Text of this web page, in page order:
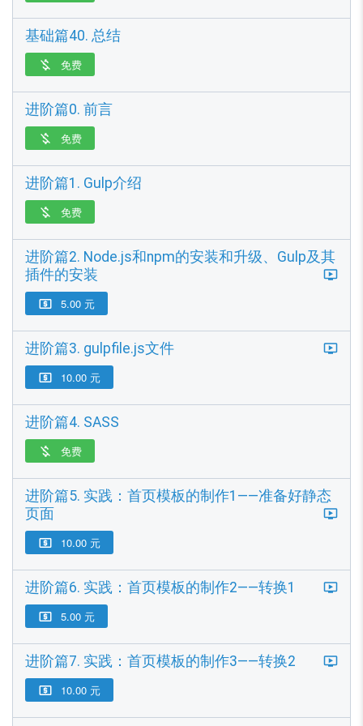
基础篇40. 总结
 免费
进阶篇0. 前言
 免费
进阶篇1. Gulp介绍
 免费
进阶篇2. Node.js和npm的安装和升级、Gulp及其
插件的安装
 5.00 元
进阶篇3. gulpfile.js文件
 10.00 元
进阶篇4. SASS
 免费
进阶篇5. 实践：首页模板的制作1——准备好静态
页面
 10.00 元
进阶篇6. 实践：首页模板的制作2——转换1
 5.00 元
进阶篇7. 实践：首页模板的制作3——转换2
 10.00 元